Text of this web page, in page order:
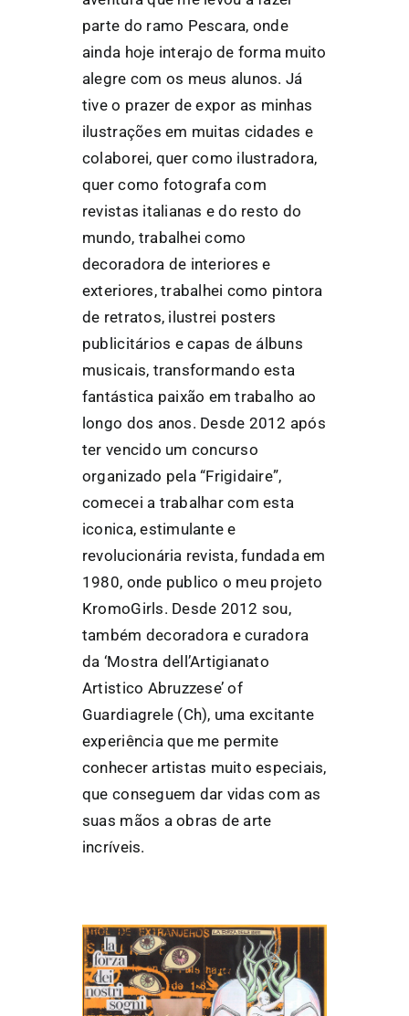
parte do ramo Pescara, onde
ainda hoje interajo de forma muito
alegre com os meus alunos. Já
tive o prazer de expor as minhas
ilustrações em muitas cidades e
colaborei, quer como ilustradora,
quer como fotografa com
revistas italianas e do resto do
mundo, trabalhei como
decoradora de interiores e
exteriores, trabalhei como pintora
de retratos, ilustrei posters
publicitários e capas de álbuns
musicais, transformando esta
fantástica paixão em trabalho ao
longo dos anos. Desde 2012 após
ter vencido um concurso
organizado pela “Frigidaire”,
comecei a trabalhar com esta
iconica, estimulante e
revolucionária revista, fundada em
1980, onde publico o meu projeto
KromoGirls. Desde 2012 sou,
também decoradora e curadora
da ‘Mostra dell’Artigianato
Artistico Abruzzese’ of
Guardiagrele (Ch), uma excitante
experiência que me permite
conhecer artistas muito especiais,
que conseguem dar vidas com as
suas mãos a obras de arte
incríveis.